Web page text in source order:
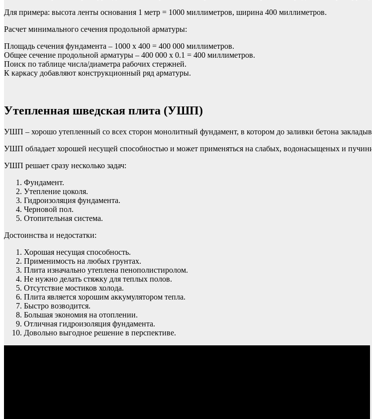
Для примера: высота ленты основания 1 метр = 1000 миллиметров, ширина 400 миллиметров.
Расчет минимального сечения продольной арматуры:
Площадь сечения фундамента – 1000 х 400 = 400 000 миллиметров.
Общее сечение продольной арматуры – 400 000 х 0.1 = 400 миллиметров.
Поиск по таблице числа/диаметра рабочих стержней.
К каркасу добавляют конструкционный ряд арматуры.
Утепленная шведская плита (УШП)
УШП – хорошо утепленный со всех сторон монолитный фундамент, в котором до заливки бетона
УШП обладает хорошей несущей способностью и может применяться на слабых, водонасыщеных и
УШП решает сразу несколько задач:
Фундамент.
Утепление цоколя.
Гидроизоляция фундамента.
Черновой пол.
Отопительная система.
Достоинства и недостатки:
Хорошая несущая способность.
Применимость на любых грунтах.
Плита изначально утеплена пенополистиролом.
Не нужно делать стяжку для теплых полов.
Отсутствие мостиков холода.
Плита является хорошим аккумулятором тепла.
Быстро возводится.
Большая экономия на отоплении.
Отличная гидроизоляция фундамента.
Довольно выгодное решение в перспективе.